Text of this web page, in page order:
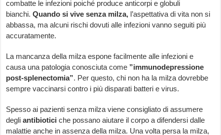
combatte le infezioni poiché produce anticorpi e globuli
bianchi.Quando si vive senza milza, l’aspettativa di vita non si
abbassa, ma alcuni rischi dovuti alle infezioni vanno seguiti più
accuratamente.
La mancanza della milza espone facilmente alle infezioni e
causa una patologia conosciuta come ”immunodepressione
post-splenectomia”. Per questo, chi non ha la milza dovrebbe
sempre vaccinarsi contro i più disparati batteri e virus.
Spesso ai pazienti senza milza viene consigliato di assumere
degliantibiotici che possano aiutare il corpo a difendersi dalle
malattie anche in assenza della milza. Una volta persa la milza,